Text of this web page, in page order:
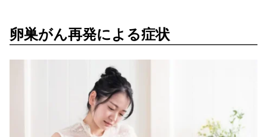
卵巣がん再発による症状